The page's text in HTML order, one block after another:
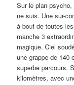
Sur le plan
ne suis. Une sur-
à bout de toutes
manche 3
magique. Ciel
une grappe de 140
superbe parcours.
kilomètres, avec